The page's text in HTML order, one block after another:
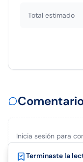
¿Te está
Terminaste la
Total estimado
Inicia sesión para